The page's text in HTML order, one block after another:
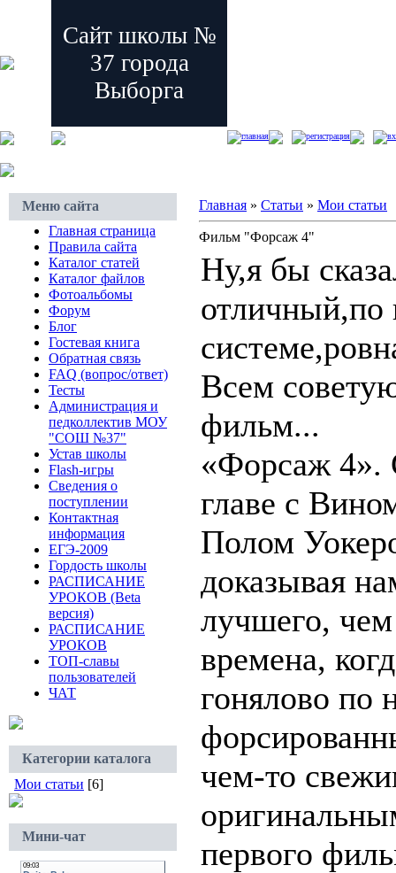
Сайт школы №
37 города
Выборга
главная регистрация
Меню сайта
Главная страница
Правила сайта
Каталог статей
Каталог файлов
Фотоальбомы
Форум
Блог
Гостевая книга
Обратная связь
FAQ (вопрос/ответ)
Тесты
Администрация и
педколлектив МОУ
"СОШ №37"
Устав школы
Flash-игры
Сведения о
поступлении
Контактная
информация
ЕГЭ-2009
Гордость школы
РАСПИСАНИЕ
УРОКОВ (Beta
версия)
РАСПИСАНИЕ
УРОКОВ
ТОП-славы
пользователей
ЧАТ
Категории каталога
Мои статьи [6]
Мини-чат
Главная » Статьи » Мои статьи
Фильм "Форсаж 4"
Ну,я бы
отличный,по
Всем
фильм...
«Форсаж 4».
главе с
Полом
доказывая
лучшего,
времена,
гонялово по
чем-то
первого